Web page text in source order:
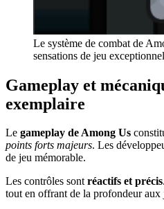
Le système de combat de
sensations de jeu
Gameplay et
exemplaire
Le gameplay de Among Us
points forts majeurs. Les
de jeu mémorable.
Les contrôles sontréactifs et précis
tout en offrant de la profondeur aux